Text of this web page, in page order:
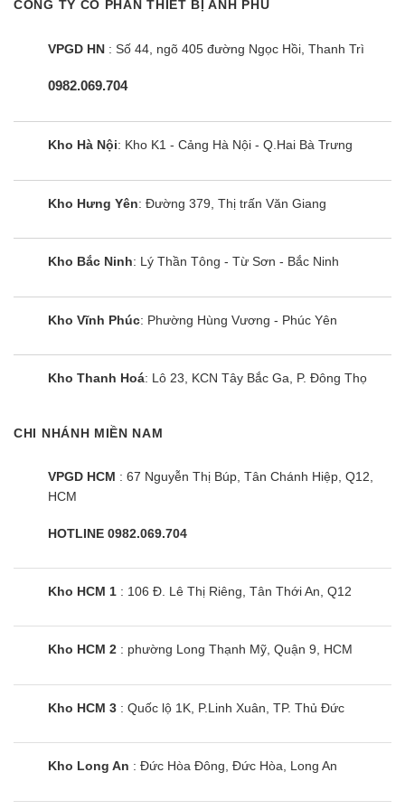
cánh
CÔNG TY CỔ PHẦN THIẾT BỊ ANH PHÚ
VPGD HN : Số 44, ngõ 405 đường Ngọc Hồi, Thanh Trì
0982.069.704
Kho Hà Nội: Kho K1 - Cảng Hà Nội - Q.Hai Bà Trưng
Kho Hưng Yên: Đường 379, Thị trấn Văn Giang
Kho Bắc Ninh: Lý Thần Tông - Từ Sơn - Bắc Ninh
Kho Vĩnh Phúc: Phường Hùng Vương - Phúc Yên
Kho Thanh Hoá: Lô 23, KCN Tây Bắc Ga, P. Đông Thọ
CHI NHÁNH MIỀN NAM
VPGD HCM : 67 Nguyễn Thị Búp, Tân Chánh Hiệp, Q12,
HCM
HOTLINE 0982.069.704
Kho HCM 1 : 106 Đ. Lê Thị Riêng, Tân Thới An, Q12
Kho HCM 2 : phường Long Thạnh Mỹ, Quận 9, HCM
Kho HCM 3 : Quốc lộ 1K, P.Linh Xuân, TP. Thủ Đức
Kho Long An : Đức Hòa Đông, Đức Hòa, Long An